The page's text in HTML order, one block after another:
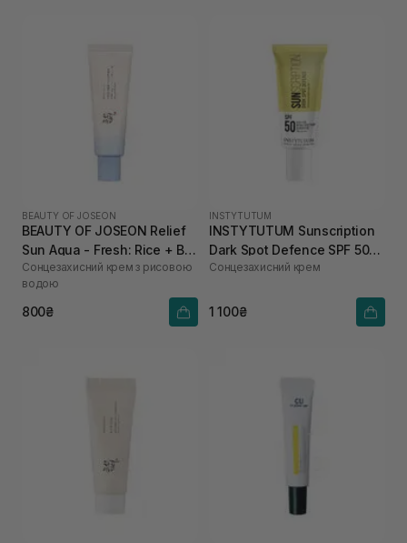
BEAUTY OF JOSEON
BEAUTY OF JOSEON Relief
Sun Aqua - Fresh: Rice + B5
SPF50+ PA++++ 50 мл
Сонцезахисний крем з рисовою
водою
800₴
INSTYTUTUM
INSTYTUTUM Sunscription
Dark Spot Defence SPF 50
10 мл
Сонцезахисний крем
1 100₴